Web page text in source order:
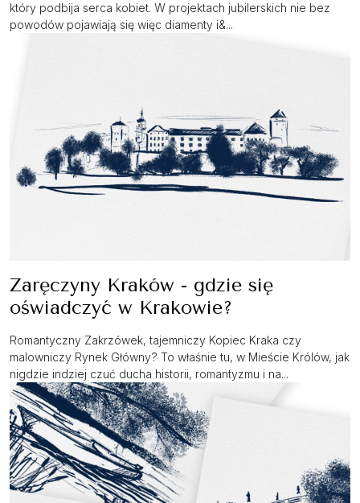
który podbija serca kobiet. W projektach jubilerskich nie bez
powodów pojawiają się więc diamenty i&...
Zaręczyny Kraków - gdzie się
oświadczyć w Krakowie?
Romantyczny Zakrzówek, tajemniczy Kopiec Kraka czy
malowniczy Rynek Główny? To właśnie tu, w Mieście Królów, jak
nigdzie indziej czuć ducha historii, romantyzmu i na...